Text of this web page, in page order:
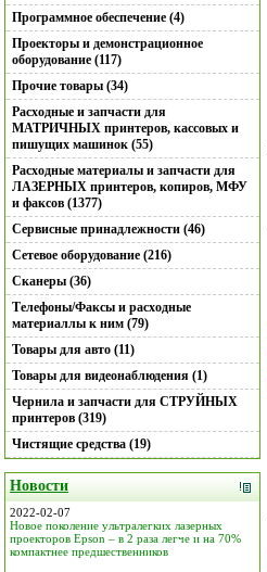
Программное обеспечение (4)
Проекторы и демонстрационное
оборудование (117)
Прочие товары (34)
Расходные и запчасти для
МАТРИЧНЫХ принтеров, кассовых и
пишущих машинок (55)
Расходные материалы и запчасти для
ЛАЗЕРНЫХ принтеров, копиров, МФУ
и факсов (1377)
Сервисные принадлежности (46)
Сетевое оборудование (216)
Сканеры (36)
Телефоны/Факсы и расходные
материаллы к ним (79)
Товары для авто (11)
Товары для видеонаблюдения (1)
Чернила и запчасти для СТРУЙНЫХ
принтеров (319)
Чистящие средства (19)
Новости
2022-02-07
Новое поколение ультралегких лазерных
проекторов Epson – в 2 раза легче и на 70%
компактнее предшественников